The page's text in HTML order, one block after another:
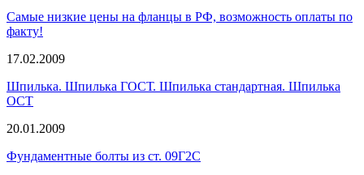
Самые низкие цены на фланцы в РФ, возможность оплаты по
факту!
17.02.2009
Шпилька. Шпилька ГОСТ. Шпилька стандартная. Шпилька
ОСТ
20.01.2009
Фундаментные болты из ст. 09Г2С